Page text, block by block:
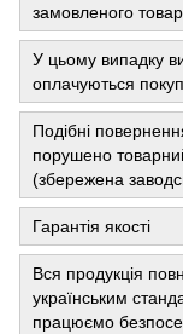
замовленого
У цьому випадку
оплачуються
Подібні
порушено
(збережена
Гарантія якості
Вся продукція
українським
працюємо